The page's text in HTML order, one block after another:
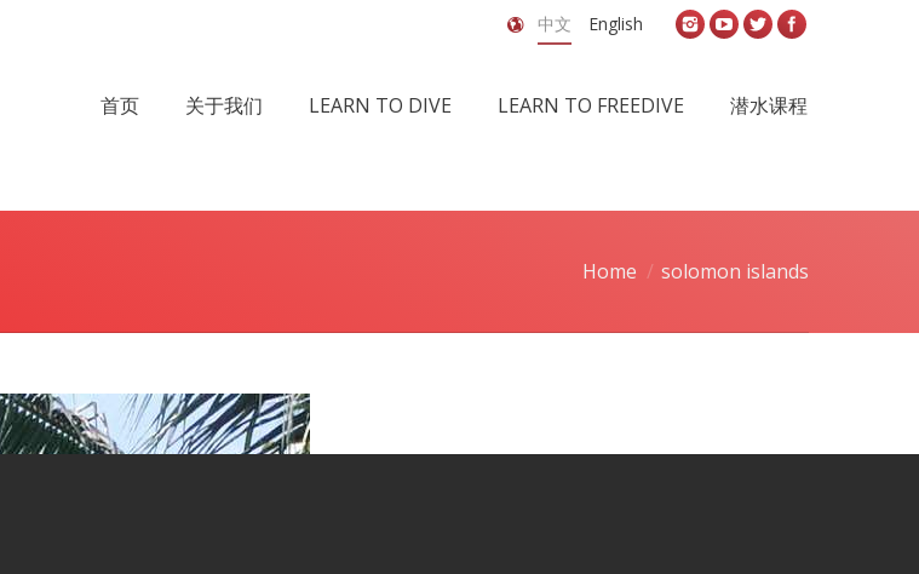
中文 English
首页 关于我们 LEARN TO DIVE LEARN TO FREEDIVE 潜水课程
Home solomon islands